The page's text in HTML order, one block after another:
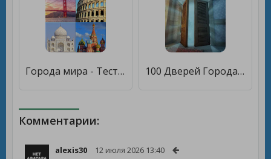
Города мира - Тест: угадай город по фотографии [Мод меню] 100 Дверей Города-Призрака [Много денег]
Комментарии:
alexis30 12 июля 2026 13:40